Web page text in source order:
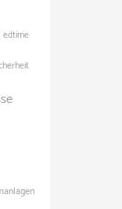
edtime